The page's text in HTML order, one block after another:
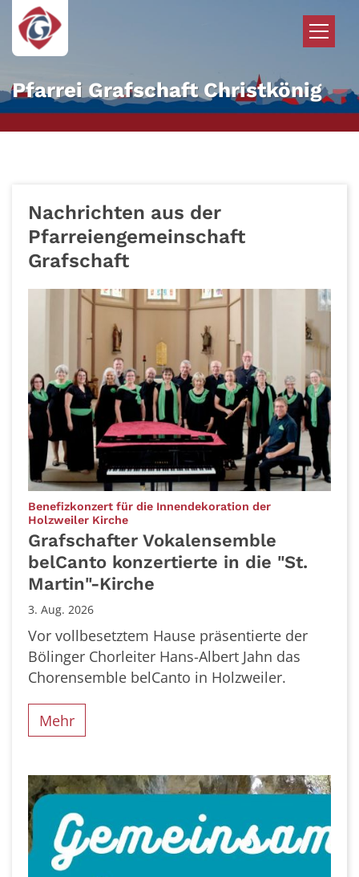
Zum Inhalt springen
Pfarrei Grafschaft Christkönig
Nachrichten aus der
Pfarreiengemeinschaft
Grafschaft
Benefizkonzert für die Innendekoration der
Holzweiler Kirche:
Grafschafter Vokalensemble
belCanto konzertierte in die "St.
Martin"-Kirche
3. Aug. 2026
Vor vollbesetztem Hause präsentierte der
Bölinger Chorleiter Hans-Albert Jahn das
Chorensemble belCanto in Holzweiler.
Mehr